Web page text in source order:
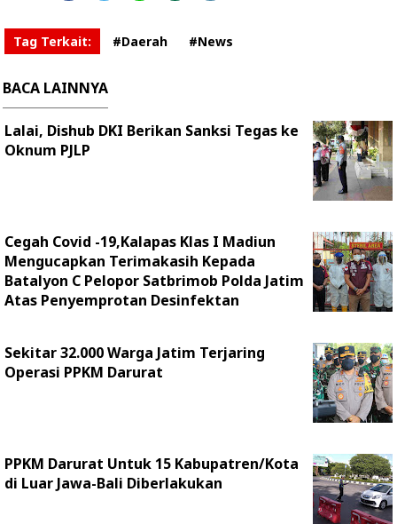
Tag Terkait: #Daerah #News
BACA LAINNYA
Lalai, Dishub DKI Berikan Sanksi Tegas ke
Oknum PJLP
Cegah Covid -19,Kalapas Klas I Madiun
Mengucapkan Terimakasih Kepada
Batalyon C Pelopor Satbrimob Polda Jatim
Atas Penyemprotan Desinfektan
Sekitar 32.000 Warga Jatim Terjaring
Operasi PPKM Darurat
PPKM Darurat Untuk 15 Kabupatren/Kota
di Luar Jawa-Bali Diberlakukan